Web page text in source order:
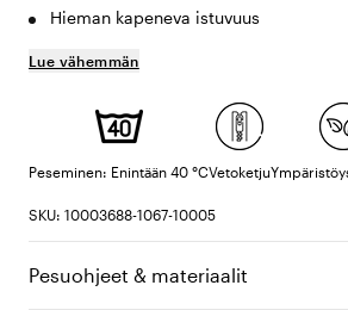
Hieman kapeneva istuvuus
Lue vähemmän
Peseminen: Enintään 40 °CVetoketju
SKU: 10003688-1067-10005
Pesuohjeet & materiaalit